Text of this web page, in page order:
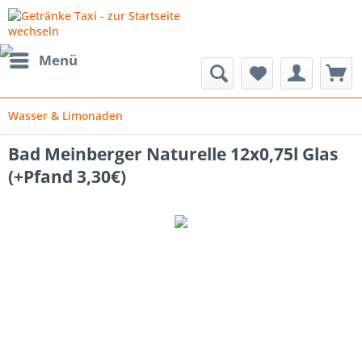
Menü
Wasser & Limonaden
Bad Meinberger Naturelle 12x0,75l Glas
(+Pfand 3,30€)